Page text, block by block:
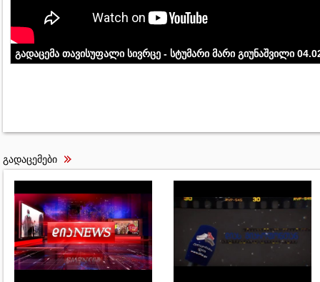
გადაცემა თავისუფალი სივრცე - სტუმარი მარი გიუნაშვილი
გადაცემები